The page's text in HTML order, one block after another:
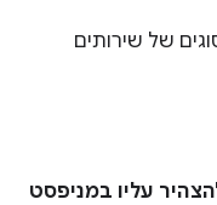
של שירותים
עליו במניפסט